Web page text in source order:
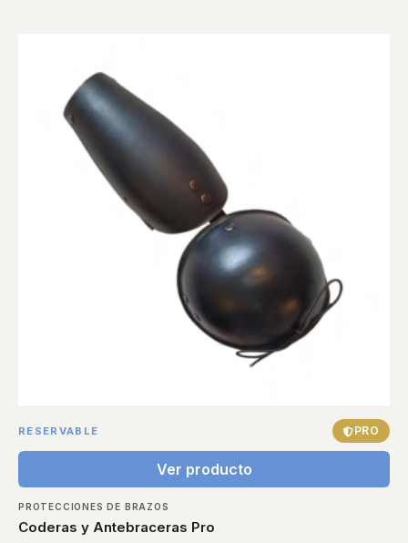
RESERVABLE PRO
Ver producto
PROTECCIONES DE BRAZOS
Coderas y Antebraceras Pro